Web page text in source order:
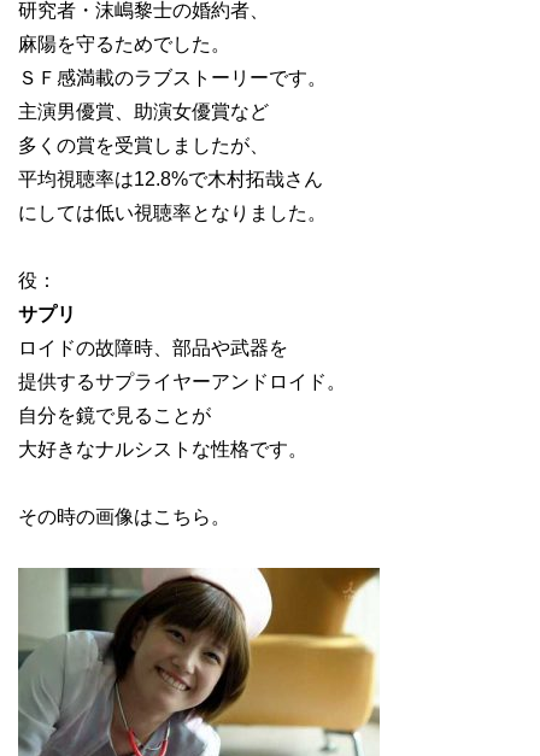
研究者・沫嶋黎士の婚約者、
麻陽を守るためでした。
ＳＦ感満載のラブストーリーです。
主演男優賞、助演女優賞など
多くの賞を受賞しましたが、
平均視聴率は12.8%で木村拓哉さん
にしては低い視聴率となりました。
役：
サプリ
ロイドの故障時、部品や武器を
提供するサプライヤーアンドロイド。
自分を鏡で見ることが
大好きなナルシストな性格です。
その時の画像はこちら。